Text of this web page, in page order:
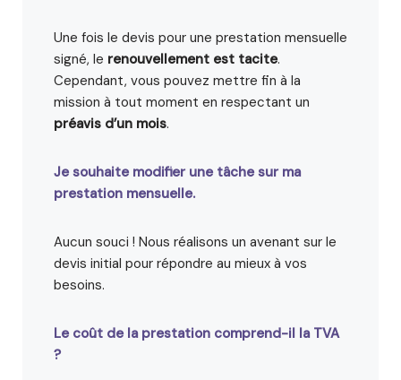
Une fois le devis pour une prestation mensuelle
signé, le renouvellement est tacite.
Cependant, vous pouvez mettre fin à la
mission à tout moment en respectant un
préavis d’un mois.
Je souhaite modifier une tâche sur ma
prestation mensuelle.
Aucun souci ! Nous réalisons un avenant sur le
devis initial pour répondre au mieux à vos
besoins.
Le coût de la prestation comprend-il la TVA
?